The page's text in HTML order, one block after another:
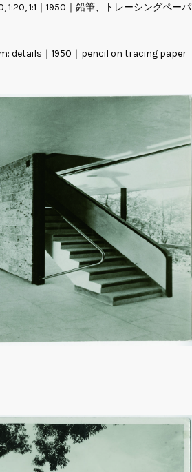
1:1｜1950｜鉛筆、トレーシングペーパ
details｜1950｜pencil on tracing paper